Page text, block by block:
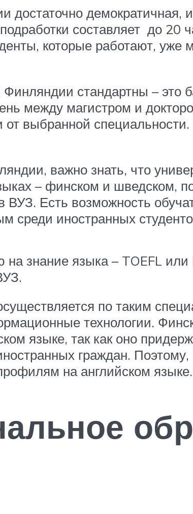
демократичная,
составляет до 20
которые работают, уже
стандартны – это
между магистром и
выбранной
важно знать, что
– финском и шведском,
ВУЗ. Есть возможность
среди иностранных
на знание языка – TOEFL
по таким
технологии.
языке, так как оно
граждан.
на английском языке.